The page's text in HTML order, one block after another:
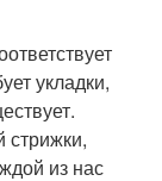
укладки,
стрижки,
из нас